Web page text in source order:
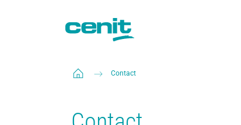
Contact